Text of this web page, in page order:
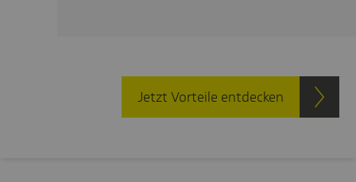
Jetzt Vorteile entdecken